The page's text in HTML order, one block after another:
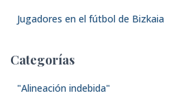
Jugadores en el fútbol de Bizkaia
Categorías
"Alineación indebida"